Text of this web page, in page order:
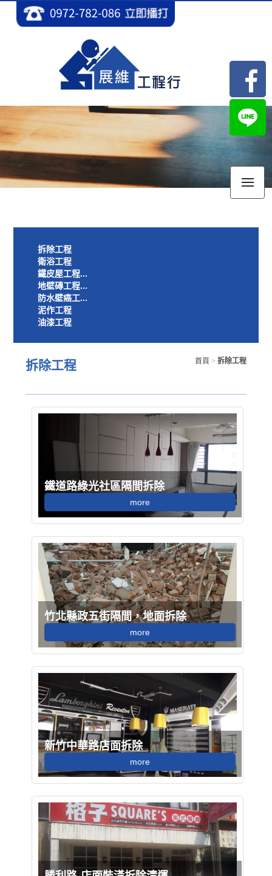
拆除工程
衛浴工程
鐵皮屋工程...
地壁磚工程...
防水壁癌工...
泥作工程
油漆工程
拆除工程 首頁 > 拆除工程
鐵道路綠光社區隔間拆除
more
竹北縣政五街隔間，地面拆除
more
新竹中華路店面拆除
more